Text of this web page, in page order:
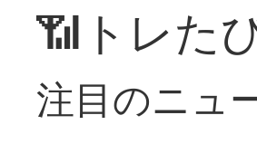
📶トレた
注目のニュ